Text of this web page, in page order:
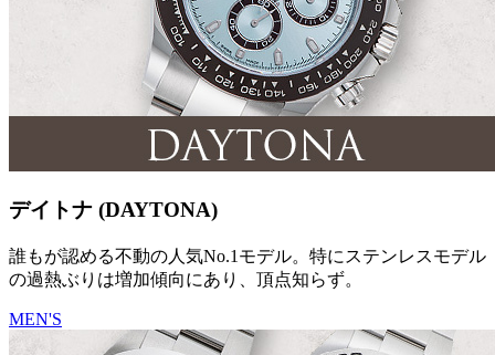
デイトナ (DAYTONA)
誰もが認める不動の人気No.1モデル。特にステンレスモデル
の過熱ぶりは増加傾向にあり、頂点知らず。
MEN'S